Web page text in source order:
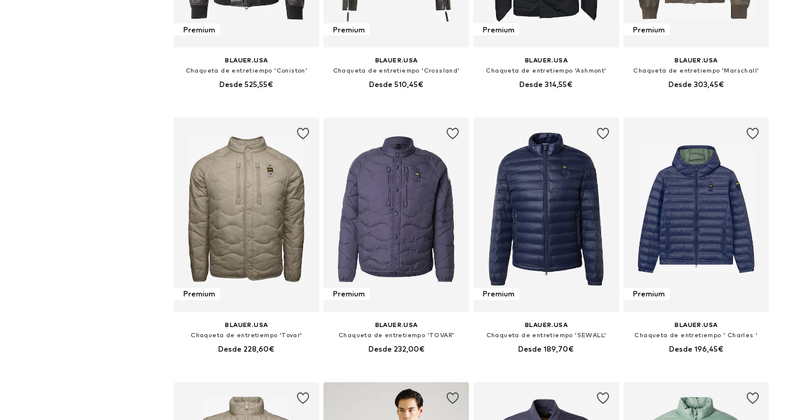
Premium
BLAUER.USA
Chaqueta de entretiempo 'Coniston'
Desde 525,55€
Premium
BLAUER.USA
Chaqueta de entretiempo 'Crossland'
Desde 510,45€
Premium
BLAUER.USA
Chaqueta de entretiempo 'Ashmont'
Desde 314,55€
Premium
BLAUER.USA
Chaqueta de entretiempo 'Marschall'
Desde 303,45€
Premium
BLAUER.USA
Chaqueta de entretiempo 'Tovar'
Desde 228,60€
Premium
BLAUER.USA
Chaqueta de entretiempo 'TOVAR'
Desde 232,00€
Premium
BLAUER.USA
Chaqueta de entretiempo 'SEWALL'
Desde 189,70€
Premium
BLAUER.USA
Chaqueta de entretiempo ' Charles '
Desde 196,45€